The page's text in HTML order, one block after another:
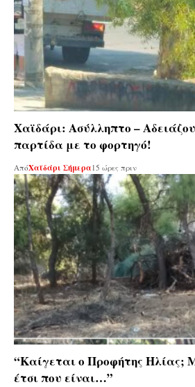
Χαϊδάρι: Ασύλληπτο –
παρτίδα με το φορτηγό!
ΑπόΧαϊδάρι Σήμερα 15 ώρες πριν
“Καίγεται ο Προφήτης Ηλίας;
έτσι που είναι…”